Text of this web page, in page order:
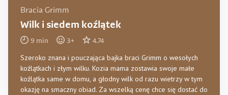
Bracia Grimm
Wilk i siedem koźlątek
9 min 3+ 4.74
Szeroko znana i pouczająca bajka braci Grimm o wesołych
koźlątkach i złym wilku. Kozia mama zostawia swoje małe
koźlątka same w domu, a głodny wilk od razu wietrzy w tym
okazję na smaczny obiad. Za wszelką cenę chce się dostać do